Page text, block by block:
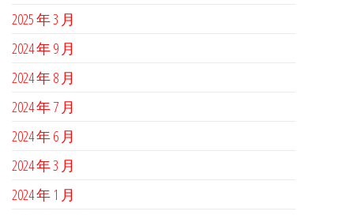
2025 年 3 月
2024 年 9 月
2024 年 8 月
2024 年 7 月
2024 年 6 月
2024 年 3 月
2024 年 1 月